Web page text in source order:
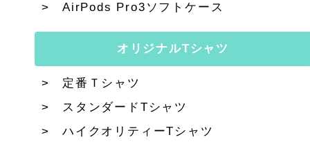
AirPods Pro3ソフトケース
オリジナルTシャツ
定番Ｔシャツ
スタンダードTシャツ
ハイクオリティーTシャツ